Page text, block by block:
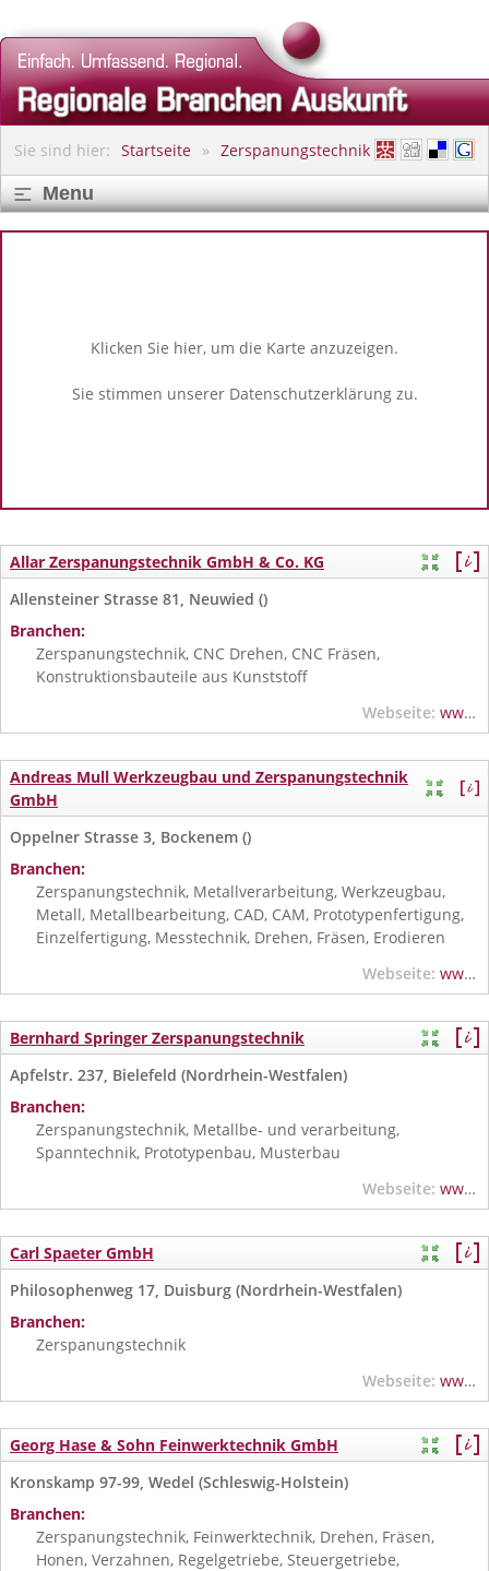
Sie sind hier: Startseite Zerspanungstechnik
Menu
Klicken Sie hier, um die Karte anzuzeigen.
Sie stimmen unserer Datenschutzerklärungzu.
Allar Zerspanungstechnik GmbH & Co. KG
Allensteiner Strasse 81, Neuwied ()
Branchen:
Zerspanungstechnik, CNC Drehen, CNC Fräsen,
Konstruktionsbauteile aus Kunststoff
Webseite: www.allar-zerspanungstechnik.de
Andreas Mull Werkzeugbau und Zerspanungstechnik
GmbH
Oppelner Strasse 3, Bockenem ()
Branchen:
Zerspanungstechnik, Metallverarbeitung, Werkzeugbau,
Metall, Metallbearbeitung, CAD, CAM, Prototypenfertigung,
Einzelfertigung, Messtechnik, Drehen, Fräsen, Erodieren
Webseite: www.mull.de
Bernhard Springer Zerspanungstechnik
Apfelstr. 237, Bielefeld (Nordrhein-Westfalen)
Branchen:
Zerspanungstechnik, Metallbe- und verarbeitung,
Spanntechnik, Prototypenbau, Musterbau
Webseite: www.springer-zerspanungstechnik.de
Carl Spaeter GmbH
Philosophenweg 17, Duisburg (Nordrhein-Westfalen)
Branchen:
Zerspanungstechnik
Webseite: www.spaeter-duisburg.de
Georg Hase & Sohn Feinwerktechnik GmbH
Kronskamp 97-99, Wedel (Schleswig-Holstein)
Branchen:
Zerspanungstechnik, Feinwerktechnik, Drehen, Fräsen,
Honen, Verzahnen, Regelgetriebe, Steuergetriebe,